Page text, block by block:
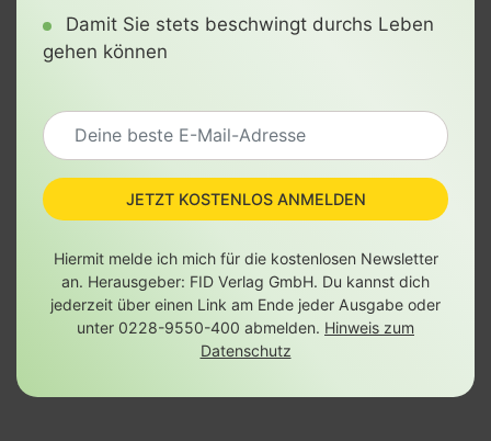
Damit Sie stets beschwingt durchs Leben
gehen können
JETZT KOSTENLOS ANMELDEN
Hiermit melde ich mich für die kostenlosen Newsletter
an. Herausgeber: FID Verlag GmbH. Du kannst dich
jederzeit über einen Link am Ende jeder Ausgabe oder
unter 0228-9550-400 abmelden. Hinweis zum
Datenschutz